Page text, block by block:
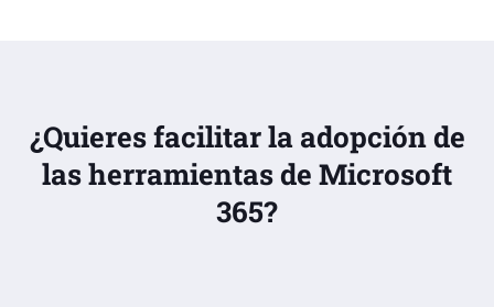
¿Quieres facilitar la adopción de
las herramientas de Microsoft
365?